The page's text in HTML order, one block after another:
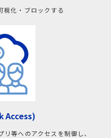
視化・ブロックする
Access)
等へのアクセスを制御し、